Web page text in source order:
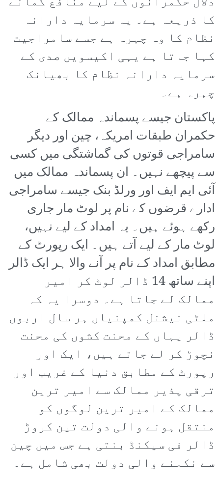
کا ذریعہ ہے۔ یہ سرمایہ دارانہ
نظام کا وہ چہرہ ہے جسے سامراجیت
کہا جاتا ہے یہی اکیسویں صدی کے
سرمایہ دارانہ نظام کا بھیانک
چہرہ ہے۔
پاکستان جیسے پسماندہ ممالک کے
حکمران طبقات امریکہ، چین اور دیگر
سامراجی قوتوں کی گماشتگی میں کسی
سے پیچھے نہیں۔ ان پسماندہ ممالک میں
آئی ایم ایف اور ورلڈ بنک جیسے سامراجی
ادارے قرضوں کے نام پر لوٹ مار جاری
رکھے ہوئے ہیں۔ یہ امداد کے لیے نہیں،
لوٹ مار کے لیے آتے ہیں۔ ایک رپورٹ کے
مطابق امداد کے نام پر آنے والا ہر ایک ڈالر
اپنے ساتھ 14 ڈالر لوٹ کر امیر
ممالک لے جاتا ہے۔ دوسرا یہ کہ
ملٹی نیشنل کمپنیاں ہر سال اربوں
ڈالر یہاں کے محنت کشوں کی محنت
نچوڑ کر لے جاتے ہیں، ایک اور
رپورٹ کے مطابق دنیا کے غریب اور
ترقی پذیر ممالک سے امیر ترین
ممالک کے امیر ترین لوگوں کو
منتقل ہونے والی دولت تین کروڑ
ڈالر فی سیکنڈ بنتی ہے جس میں چین
سے نکلنے والی دولت بھی شامل ہے۔